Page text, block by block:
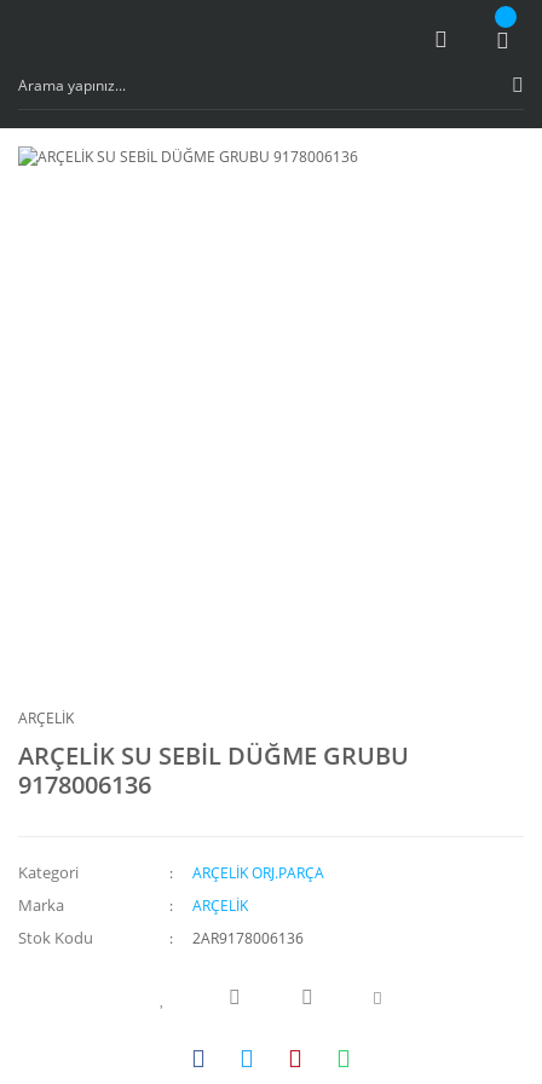
ARÇELİK
ARÇELİK SU SEBİL DÜĞME GRUBU
9178006136
Kategori ARÇELİK ORJ.PARÇA
Marka ARÇELİK
Stok Kodu 2AR9178006136